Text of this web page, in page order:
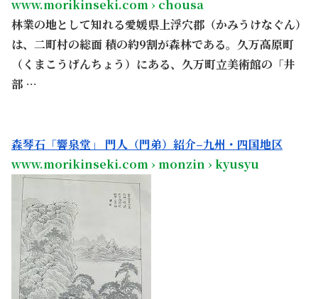
www.morikinseki.com › chousa
林業の地として知れる愛媛県上浮穴郡（かみうけなぐん）
は、二町村の総面 積の約9割が森林である。久万高原町
（くまこうげんちょう）にある、久万町立美術館の「井
部 …
森琴石「響泉堂」 門人（門弟）紹介–九州・四国地区
www.morikinseki.com › monzin › kyusyu